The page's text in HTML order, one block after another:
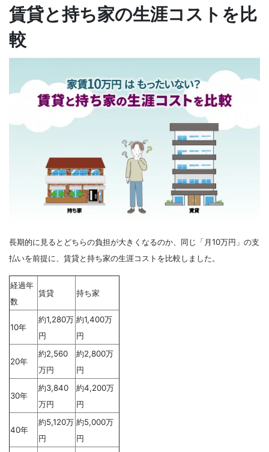
賃貸と持ち家の生涯コストを比
較
長期的に見るとどちらの負担が大きくなるのか、同じ「月10万円」の支
払いを前提に、賃貸と持ち家の生涯コストを比較しました。
経過年
数
賃貸 持ち家
10年
約1,280万
円
約1,400万
円
20年
約2,560
万円
約2,800万
円
30年
約3,840
万円
約4,200万
円
40年
約5,120万
円
約5,000万
円